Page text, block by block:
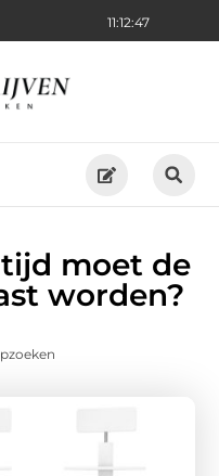
11:12:49
moet de
worden?